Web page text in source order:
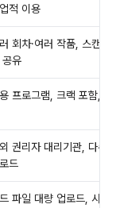
적 이용
회차·여러 작품, 스캔본
공유
프로그램, 크랙 포함,
권리자 대리기관, 다수
드
파일 대량 업로드, 사이